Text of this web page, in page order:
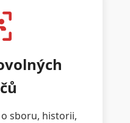
sboru, historii,